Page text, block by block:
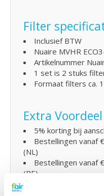
Filter
Inclusief BTW
Nuaire MVHR
Artikelnummer
1 set is 2 stuks
Formaat filters ca.
Extra Voordeel
5% korting bij
Bestellingen vanaf
(NL)
Bestellingen vanaf
(BE)